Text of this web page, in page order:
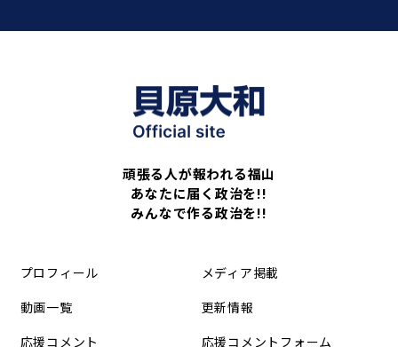
頑張る人が報われる福山
あなたに届く政治を!!
みんなで作る政治を!!
プロフィール メディア掲載
動画一覧 更新情報
応援コメント 応援コメントフォーム